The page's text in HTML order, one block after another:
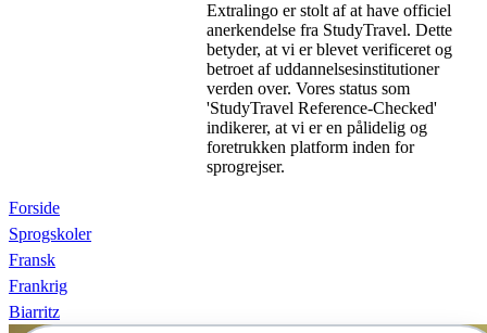
Extralingo er stolt af at have officiel
anerkendelse fra StudyTravel. Dette
betyder, at vi er blevet verificeret og
betroet af uddannelsesinstitutioner
verden over. Vores status som
'StudyTravel Reference-Checked'
indikerer, at vi er en pålidelig og
foretrukken platform inden for
sprogrejser.
Forside
Sprogskoler
Fransk
Frankrig
Biarritz